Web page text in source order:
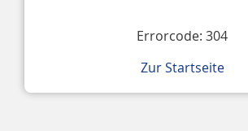
Errorcode: 304
Zur Startseite